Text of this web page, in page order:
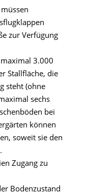
zur Verfügung
3.000
Stallfläche, die
steht (ohne
sechs
bei
können
soweit sie den
Zugang zu
Bodenzustand